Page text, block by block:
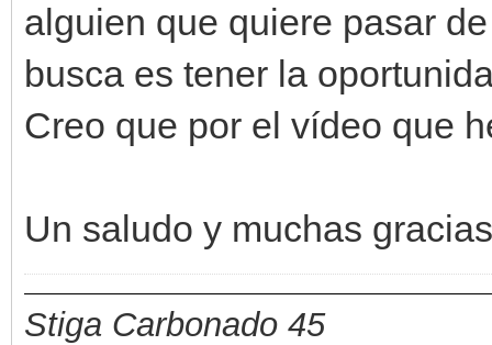
alguien que quiere pasar
busca es tener la
Creo que por el vídeo que
Un saludo y muchas
Stiga Carbonado 45